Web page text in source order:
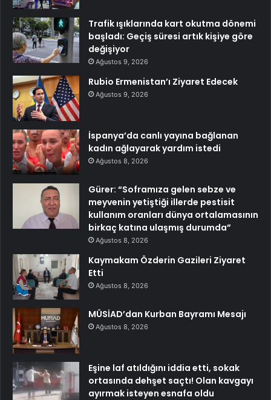
Trafik ışıklarında kart okutma dönemi
başladı: Geçiş süresi artık kişiye göre
değişiyor
Ağustos 9, 2026
Rubio Ermenistan’ı Ziyaret Edecek
Ağustos 9, 2026
İspanya’da canlı yayına bağlanan
kadın ağlayarak yardım istedi
Ağustos 8, 2026
Gürer: “Soframıza gelen sebze ve
meyvenin yetiştiği illerde pestisit
kullanım oranları dünya ortalamasının
birkaç katına ulaşmış durumda”
Ağustos 8, 2026
Kaymakam Özderin Gazileri Ziyaret
Etti
Ağustos 8, 2026
MÜSİAD’dan Kurban Bayramı Mesajı
Ağustos 8, 2026
Eşine laf atıldığını iddia etti, sokak
ortasında dehşet saçtı! Olan kavgayı
ayırmak isteyen esnafa oldu